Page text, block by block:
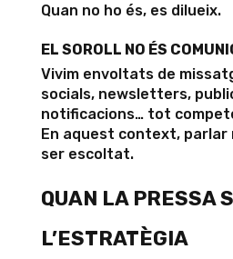
Quan no ho és, es dilueix.
EL SOROLL NO ÉS
Vivim envoltats de
socials, newsletters,
notificacions… tot
En aquest context, parlar
ser escoltat.
QUAN LA PRESSA
L’ESTRATÈGIA